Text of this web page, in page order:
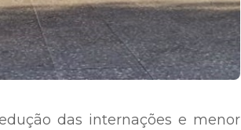
das internações e menor